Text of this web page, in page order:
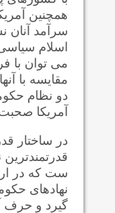
همچنین
سرآمد آنان
اسلام
می توان با
مقایسه با
دو نظام
آمریکا
در ساختار
ست که در
نهادهای
گیرد و حرف